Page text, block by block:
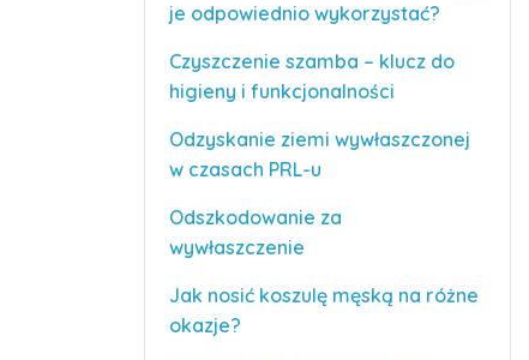
je odpowiednio wykorzystać?
Czyszczenie szamba – klucz do
higieny i funkcjonalności
Odzyskanie ziemi wywłaszczonej
w czasach PRL-u
Odszkodowanie za
wywłaszczenie
Jak nosić koszulę męską na różne
okazje?